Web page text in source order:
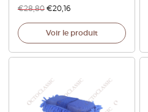
€28,80 €20,16
Voir le produit